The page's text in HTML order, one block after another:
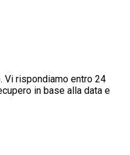
Vi rispondiamo entro 24
in base alla data e